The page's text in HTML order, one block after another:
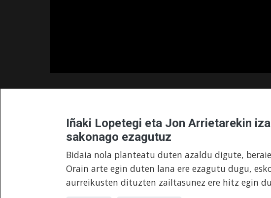
Iñaki Lopetegi eta Jon Arrietarekin
sakonago ezagutuz
Bidaia nola planteatu duten azaldu digute,
Orain arte egin duten lana ere ezagutu dugu,
aurreikusten dituzten zailtasunez ere hitz egin